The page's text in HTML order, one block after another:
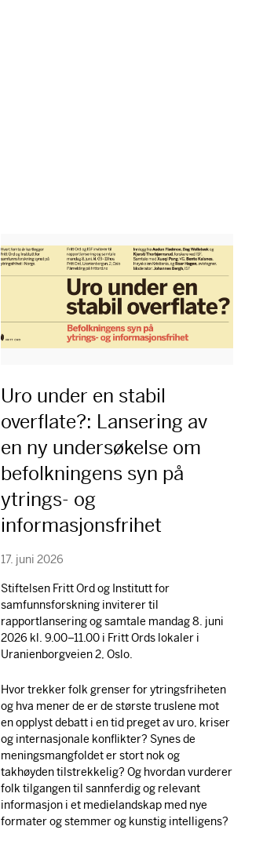
Uro under en stabil
overflate?: Lansering av
en ny undersøkelse om
befolkningens syn på
ytrings- og
informasjonsfrihet
17. juni 2026
Stiftelsen Fritt Ord og Institutt for
samfunnsforskning inviterer til
rapportlansering og samtale mandag 8. juni
2026 kl. 9.00–11.00 i Fritt Ords lokaler i
Uranienborgveien 2, Oslo.
Hvor trekker folk grenser for ytringsfriheten
og hva mener de er de største truslene mot
en opplyst debatt i en tid preget av uro, kriser
og internasjonale konflikter? Synes de
meningsmangfoldet er stort nok og
takhøyden tilstrekkelig? Og hvordan vurderer
folk tilgangen til sannferdig og relevant
informasjon i et medielandskap med nye
formater og stemmer og kunstig intelligens?